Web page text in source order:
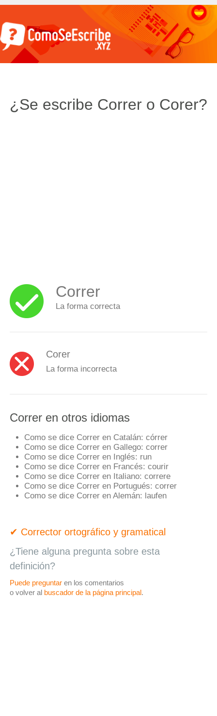
¿Se escribe Correr o Corer?
Correr
La forma correcta
Corer
La forma incorrecta
Correr en otros idiomas
Como se dice Correr en Catalán: córrer
Como se dice Correr en Gallego: correr
Como se dice Correr en Inglés: run
Como se dice Correr en Francés: courir
Como se dice Correr en Italiano: correre
Como se dice Correr en Portugués: correr
Como se dice Correr en Alemán: laufen
✔ Corrector ortográfico y gramatical
¿Tiene alguna pregunta sobre esta
definición?
Puede preguntar en los comentarios
o volver al buscador de la página principal.